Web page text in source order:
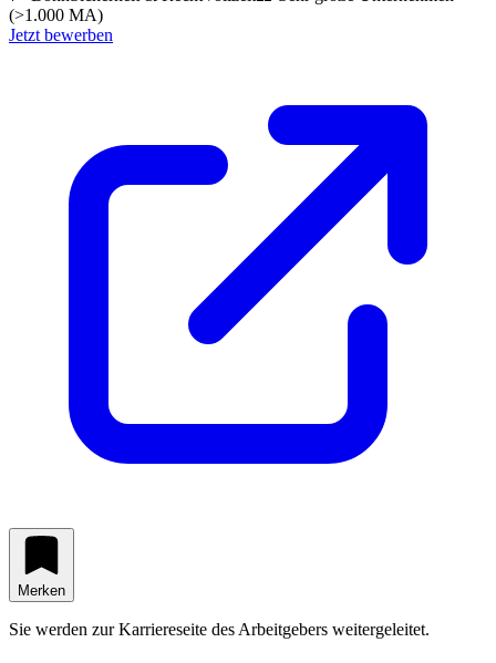
(>1.000 MA)
Jetzt bewerben
Merken
Sie werden zur Karriereseite des Arbeitgebers weitergeleitet.